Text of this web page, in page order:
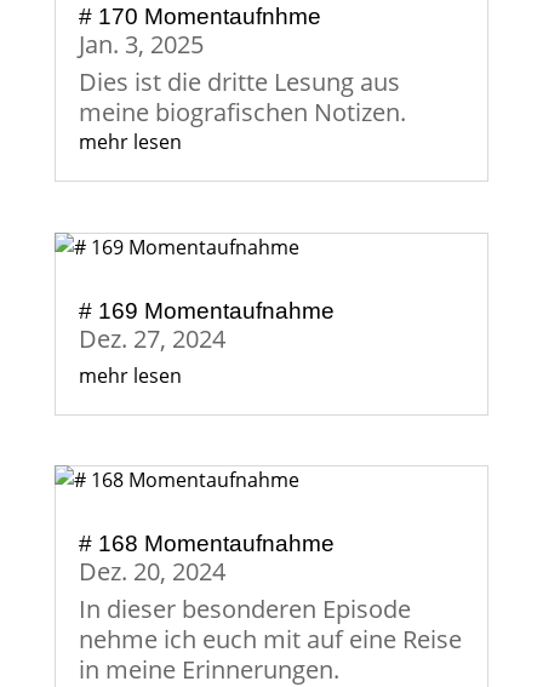
# 170 Momentaufnhme
Jan. 3, 2025
Dies ist die dritte Lesung aus
meine biografischen Notizen.
mehr lesen
# 169 Momentaufnahme
Dez. 27, 2024
mehr lesen
# 168 Momentaufnahme
Dez. 20, 2024
In dieser besonderen Episode
nehme ich euch mit auf eine Reise
in meine Erinnerungen.